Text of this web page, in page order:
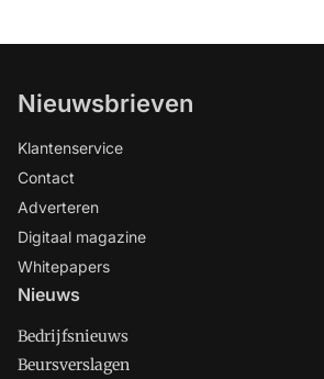
Nieuwsbrieven
Klantenservice
Contact
Adverteren
Digitaal magazine
Whitepapers
Nieuws
Bedrijfsnieuws
Beursverslagen